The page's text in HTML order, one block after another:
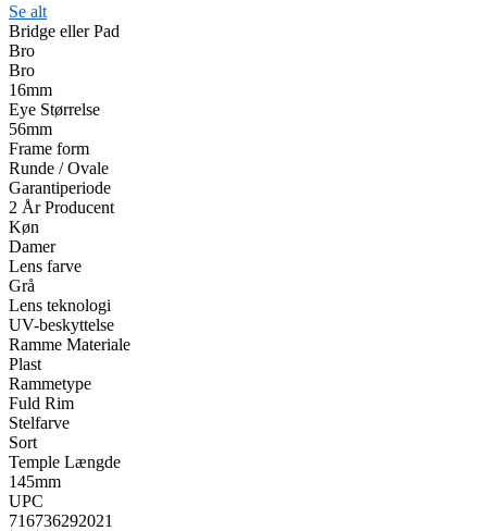
Se alt
Bridge eller Pad
Bro
Bro
16mm
Eye Størrelse
56mm
Frame form
Runde / Ovale
Garantiperiode
2 År Producent
Køn
Damer
Lens farve
Grå
Lens teknologi
UV-beskyttelse
Ramme Materiale
Plast
Rammetype
Fuld Rim
Stelfarve
Sort
Temple Længde
145mm
UPC
716736292021